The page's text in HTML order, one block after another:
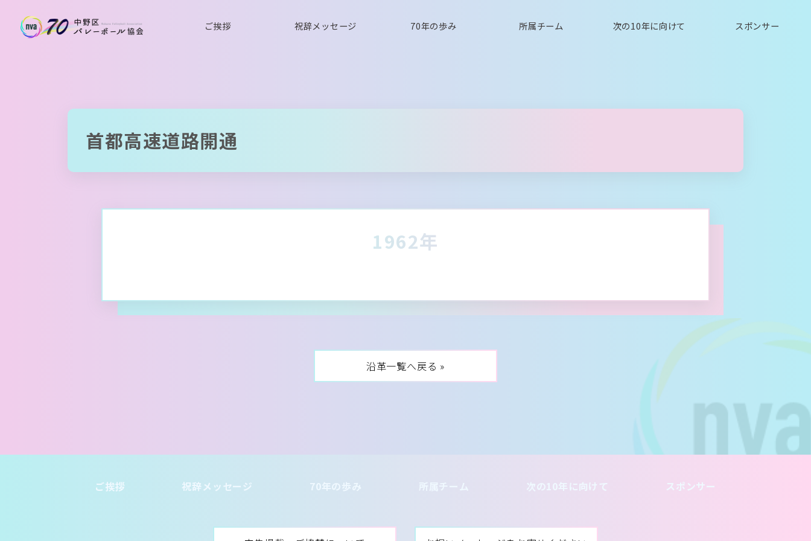
ご挨拶 祝辞メッセージ 70年の歩み 所属チーム 次の10年に向けて スポンサー
首都高速道路開通
1962年
沿革一覧へ戻る »
ご挨拶 祝辞メッセージ 70年の歩み 次の10年に向けて スポンサー